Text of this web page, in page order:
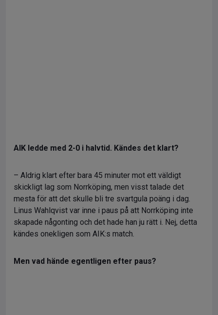
AIK ledde med 2-0 i halvtid. Kändes det klart?
– Aldrig klart efter bara 45 minuter mot ett väldigt
skickligt lag som Norrköping, men visst talade det
mesta för att det skulle bli tre svartgula poäng i dag.
Linus Wahlqvist var inne i paus på att Norrköping inte
skapade någonting och det hade han ju rätt i. Nej, detta
kändes onekligen som AIK:s match.
Men vad hände egentligen efter paus?